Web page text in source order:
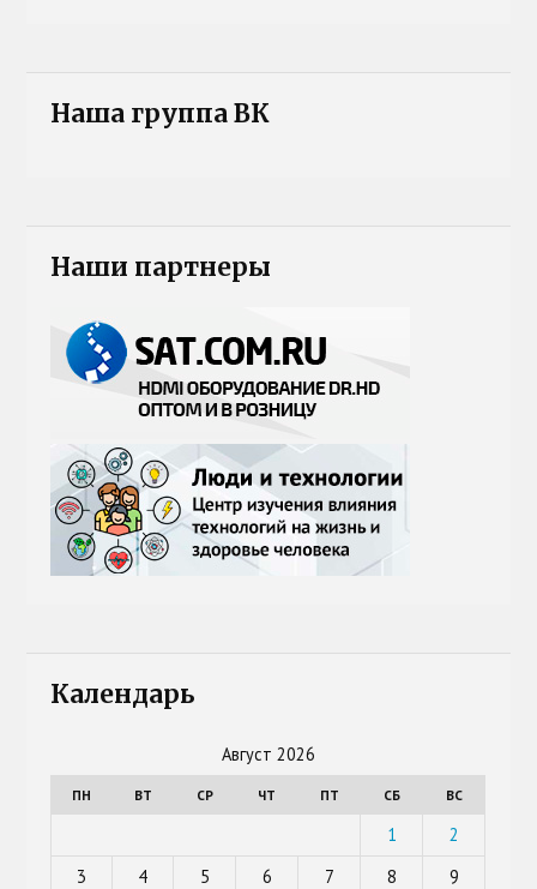
Наша группа ВК
Наши партнеры
Календарь
Август 2026
ПН ВТ СР ЧТ ПТ СБ ВС
1
2
3
4 5 6 7 8
9